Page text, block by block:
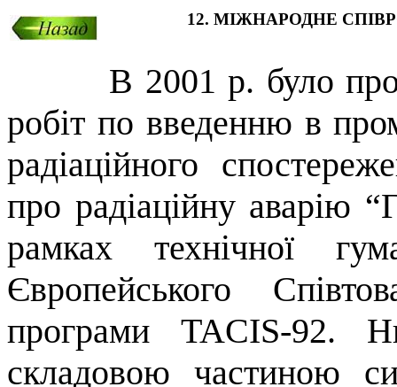
12. МІЖНАРОДНЕ
В 2001 р. було
робіт по введенню в
радіаційного
про радіаційну аварію
рамках технічної
Європейського
програми TACIS-92.
складовою частиною